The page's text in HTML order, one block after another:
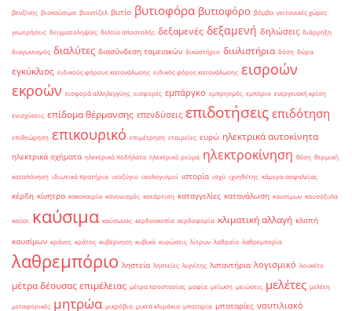
βενζίνης βιοκαύσιμα βιοντίζελ βυτίο βυτιοφόρα βυτιοφόρο βόμβα γειτονικές χώρες
γεωτρήσεις δειγματοληψίες δελτίο αποστολής δεξαμενές δεξαμενή δηλώσεις διάρρηξη
διαγωνισμός διαλύτες διασύνδεση ταμειακών δικαστήριο διυλιστήρια δόση δώρα
εγκύκλιος ειδικούς φόρους κατανάλωσης ειδικός φόρος κατανάλωσης εισροών
εκροών εισφορά αλληλεγγύης εισφορές εμπάργκο εμπρησμός εμπόριο ενεργειακή κρίση
ενισχύσεις επίδομα θέρμανσης επενδύσεις επιδοτήσεις επιδότηση
επιθεώρηση επικουρικό επιμέτρηση εταιρείες ευρώ ηλεκτρικά αυτοκίνητα
ηλεκτρικά οχήματα ηλεκτρικά ποδήλατα ηλεκτρικό ρεύμα ηλεκτροκίνηση θέση θερμική
καταπόνηση ιδιωτικά πρατήρια ισοζύγιο ισολογισμοί ιστορία ισχύ ιχνηθέτης κάμερα ασφαλείας
κέρδη κίνητρα κακοκαιρία κανονισμός κατάρτιση καταγγελίες κατανάλωση καυσίμων καυσόξυλα
καύσι καύσιμα καύσωνας κερδοσκοπία κερδοφορία κλιματική αλλαγή κλοπή
καυσίμων κράνος κράτος κυβέρνηση κυβικά κυρώσεις λίτρων λαθραία λαθρεμπορία
λαθρεμπόριο ληστεία ληστείες λιγνίτης λιπαντήρια λογισμικό λουκέτο
μέτρα δέουσας επιμέλειας μέτρα προστασίας μαφία μείωση μειώσεις μελέτες μελέτη
μεταφορικές μητρώα μικρόβια μικτά κλιμάκια μπαταρία μπαταρίες ναυτιλιακό